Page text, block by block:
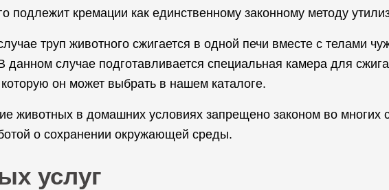
подлежит кремации как единственному законному методу
труп животного сжигается в одной печи вместе с телами
случае подготавливается специальная камера для
он может выбрать в нашем каталоге.
животных в домашних условиях запрещено законом во многих
о сохранении окружающей среды.
услуг